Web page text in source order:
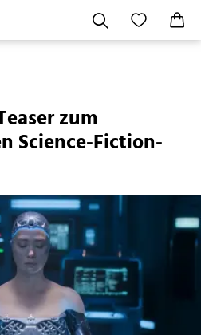
zum
Science-Fiction-